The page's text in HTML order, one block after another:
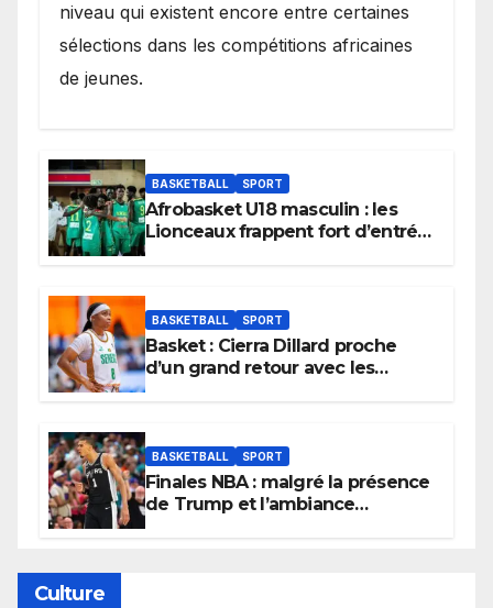
niveau qui existent encore entre certaines
sélections dans les compétitions africaines
de jeunes.
BASKETBALL SPORT
Afrobasket U18 masculin : les
Lionceaux frappent fort d’entrée
BASKETBALL SPORT
Basket : Cierra Dillard proche
d’un grand retour avec les
BASKETBALL SPORT
Finales NBA : malgré la présence
de Trump et l’ambiance
Culture